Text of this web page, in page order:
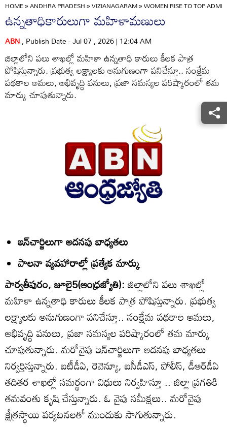
HOME»ANDHRA PRADESH»VIZIANAGARAM»WOMEN RISE TO TOP
ఉన్నతాధికారులుగా మహిళామణులు
ABN, Publish Date - Jul 07 , 2026 | 12:04 AM
జిల్లాలోని పలు శాఖల్లో మహిళా ఉన్నతాధి కారులు కీలక పాత్ర
పోషిస్తున్నారు. ప్రభుత్వ లక్ష్యాలకు అనుగుణంగా పనిచేస్తూ.. సంక్షేమ
పథకాల అమలు, అభివృద్ధి పనులు, ప్రజా సమస్యల పరిష్కారంలో తమ
మార్కు చూపుతున్నారు.
ఇన్‌చార్జిలుగా అదనపు బాధ్యతలు
పాలనా వ్యవహారాల్లో ప్రత్యేక మార్కు
పార్వతీపురం, జూలై5(ఆంధ్రజ్యోతి):జిల్లాలోని పలు శాఖల్లో
మహిళా ఉన్నతాధి కారులు కీలక పాత్ర పోషిస్తున్నారు. ప్రభుత్వ
లక్ష్యాలకు అనుగుణంగా పనిచేస్తూ.. సంక్షేమ పథకాల అమలు,
అభివృద్ధి పనులు, ప్రజా సమస్యల పరిష్కారంలో తమ మార్కు
చూపుతున్నారు. మరోవైపు ఇన్‌చార్జిలుగా అదనపు బాధ్యతలు
నిర్వర్తిస్తున్నారు. ఐటీడీఏ, రెవెన్యూ, ఐసీడీఎస్‌, పోలీస్‌, డీఆర్‌డీఏ
తదితర శాఖల్లో సమర్థంగా విధులు నిర్వహిస్తూ .. జిల్లా ప్రగతికి
తమవంతు కృషి చేస్తున్నారు. ఓ వైపు సమీక్షలు.. మరోవైపు
క్షేత్రస్థాయి పర్యటనలతో ముందుకు సాగుతున్నారు.